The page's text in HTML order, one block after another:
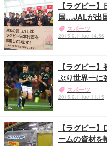
【ラグビー
国…JALが出
スポーツ
2015.9.1 Tue 14:56
【ラグビー
ぶり世界一に
スポーツ
2015.9.1 Tue 11:15
【ラグビー
ームの資材を